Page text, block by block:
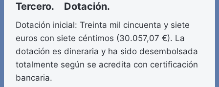
Tercero. Dotación.
Dotación inicial: Treinta mil cincuenta y siete
euros con siete céntimos (30.057,07 €). La
dotación es dineraria y ha sido desembolsada
totalmente según se acredita con certificación
bancaria.